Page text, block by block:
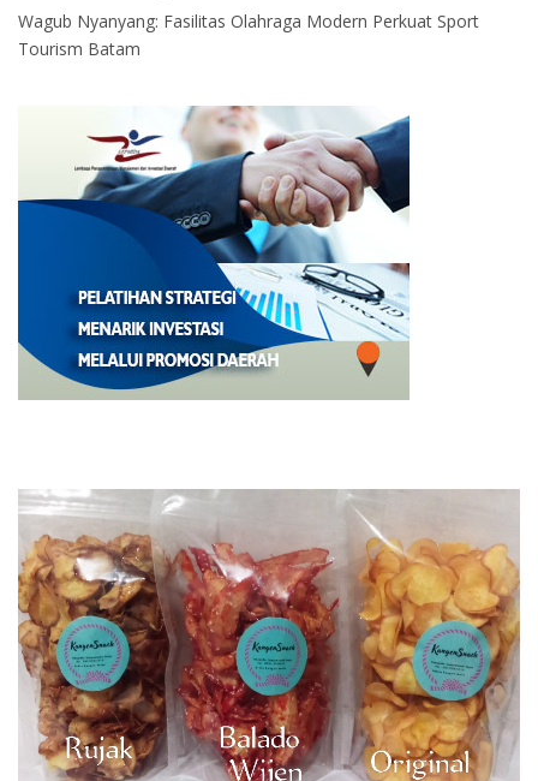
Wagub Nyanyang: Fasilitas Olahraga Modern Perkuat Sport
Tourism Batam